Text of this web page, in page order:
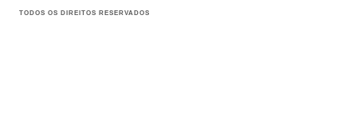
TODOS OS DIREITOS RESERVADOS